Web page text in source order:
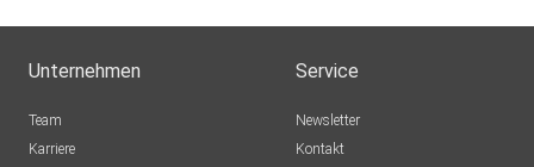
Unternehmen
Team
Karriere
Service
Newsletter
Kontakt